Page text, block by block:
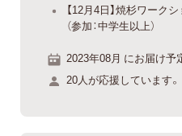
【12月4日】焼杉ワーク
（参加：中学生以上）
2023年08月 にお届け予
20人が応援しています。